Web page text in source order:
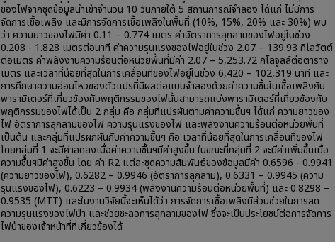
ของไฟจากชุดข้อมูลนำเข้าจำนวน 10 วันภายใต้ 5 สถานการณ์จำลอง ได้แก่ ไม่มีการ
จัดการเชื้อเพลิง และมีการจัดการเชื้อเพลิงในพื้นที่ (10%, 15%, 20% และ 30%) พบ
ว่า ความยาวของไฟมีค่า 0.11 – 0.774 เมตร ค่าอัตราการลุกลามของไฟอยู่ในช่วง
0.208 - 1.828 เมตรต่อนาที ค่าความรุนแรงของไฟอยู่ในช่วง 2.07 – 139.93 กิโลวัตต์
ต่อเมตร ค่าพลังงานความร้อนต่อหน่วยพื้นที่มีค่า 2.07 – 5,253.72 กิโลจูลล์ต่อตาราง
เมตร และเวลาที่น้อยที่สุดในการเคลื่อนที่ของไฟอยู่ในช่วง 6,420 – 102,319 นาที และ
การศึกษาความอ่อนไหวของตัวแปรที่มีผลต่อแบบจำลองด้วยค่าความชื้นในเชื้อเพลิงกับ
พารามิเตอร์ที่เกี่ยวข้องกับพฤติกรรมของไฟนั้นสามารถแบ่งพารามิเตอร์ที่เกี่ยวข้องกับ
พฤติกรรมของไฟได้เป็น 2 กลุ่ม คือ กลุ่มที่แปรผันตามค่าความชื้นฯ ได้แก่ ความยาวของ
ไฟ อัตราการลุกลามของไฟ ความรุนแรงของไฟ และพลังงานความร้อนต่อหน่วยพื้นที่
เป็นต้น และกลุ่มที่แปรผกผันกับค่าความชื้นฯ คือ เวลาที่น้อยที่สุดในการเคลื่อนที่ของไฟ
โดยกลุ่มที่ 1 จะมีค่าลดลงเมื่อค่าความชื้นฯมีค่าสูงขึ้น ในขณะที่กลุ่มที่ 2 จะมีค่าเพิ่มขึ้นเมื่อ
ความชื้นฯมีค่าสูงขึ้น โดย ค่า R2 แต่ละชุดความสัมพันธ์ของข้อมูลมีค่า 0.6596 - 0.9941
(ความยาวของไฟ), 0.6282 – 0.9946 (อัตราการลุกลาม), 0.6331 – 0.9945 (ความ
รุนแรงของไฟ), 0.6223 – 0.9934 (พลังงานความร้อนต่อหน่วยพื้นที่) และ 0.8298 –
0.9535 (MTT) และในงานวิจัยนี้จะเห็นได้ว่า การจัดการเชื้อเพลิงมีส่วนช่วยในการลด
ความรุนแรงของไฟป่า และช่วยชะลอการลุกลามของไฟ ซึ่งจะเป็นประโยชน์ต่อการจัดการ
ไฟป่าของเจ้าหน้าที่ที่เกี่ยวข้องได้